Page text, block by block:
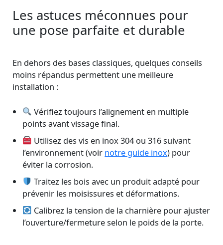
Les astuces méconnues pour
une pose parfaite et durable
En dehors des bases classiques, quelques conseils
moins répandus permettent une meilleure
installation :
Vérifiez toujours l’alignement en multiple
points avant vissage final.
Utilisez des vis en inox 304 ou 316 suivant
l’environnement (voir notre guide inox) pour
éviter la corrosion.
Traitez les bois avec un produit adapté pour
prévenir les moisissures et déformations.
Calibrez la tension de la charnière pour ajuster
l’ouverture/fermeture selon le poids de la porte.